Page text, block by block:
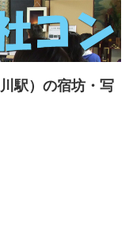
駅）の宿坊・写